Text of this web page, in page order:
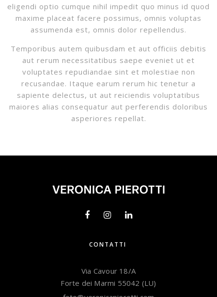
eligendi optio cumque nihil impedit quo minus id quod
maxime placeat facere possimus, omnis voluptas
assumenda est, omnis dolor repellendus.
Temporibus autem quibusdam et aut officiis debitis
aut rerum necessitatibus saepe eveniet ut et
voluptates repudiandae sint et molestiae non
recusandae. Itaque earum rerum hic tenetur a
sapiente delectus, ut aut reiciendis voluptatibus
maiores alias consequatur aut perferendis doloribus
asperiores repellat.
CONTATTI
Via Cavour 18/A
Forte dei Marmi 55042 (LU)